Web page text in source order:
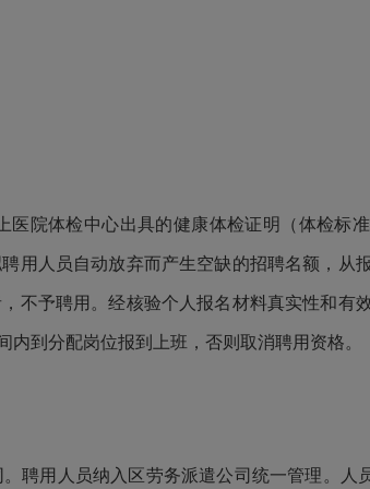
体检中心出具的健康体检证明（体检标准
用人员自动放弃而产生空缺的招聘名额，从
不予聘用。经核验个人报名材料真实性和有
到分配岗位报到上班，否则取消聘用资格。
用人员纳入区劳务派遣公司统一管理。人